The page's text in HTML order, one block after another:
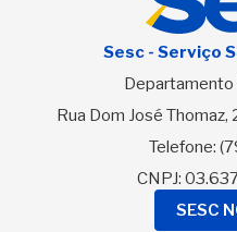
Sesc - Serviço
Departamento
Rua Dom José Thomaz,
Telefone:
CNPJ:
SESC